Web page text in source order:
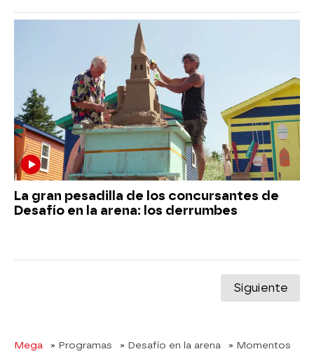
La gran pesadilla de los concursantes de
Desafío en la arena: los derrumbes
Siguiente
Mega » Programas » Desafío en la arena
» Momentos